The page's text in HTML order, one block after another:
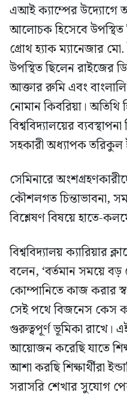
এআই ক্যাম্পের উদ্যোগে
আলোচক হিসেবে উপস্থিত
গ্রোথ হ্যাক ম্যানেজার
উপস্থিত ছিলেন রাইজের
আক্তার রুমি এবং
নোমান কিবরিয়া। অতিথি
বিশ্ববিদ্যালয়ের
সহকারী অধ্যাপক তরিকুল
সেমিনারে
কৌশলগত চিন্তাভাবনা,
বিশ্লেষণ বিষয়ে হাতে-
বিশ্ববিদ্যালয় ক্যারিয়ার
বলেন, ‘বর্তমান সময়ে বড়
কোম্পানিতে কাজ করার
সেই পথে বিজনেস কেস
গুরুত্বপূর্ণ ভূমিকা রাখে।
আয়োজন করেছি যাতে
আশা করছি শিক্ষার্থীরা
সরাসরি শেখার সুযোগ